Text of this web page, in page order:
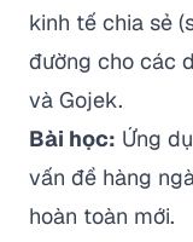
kinh tế chia sẻ
đường cho các
và Gojek.
Bài học: Ứng
vấn đề hàng
hoàn toàn mới.